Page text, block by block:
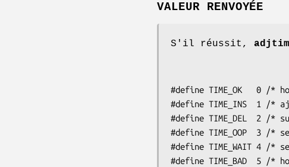
VALEUR RENVOYÉE
S'il réussit,
#define TIME_OK   0 /*
#define TIME_INS  1 /*
#define TIME_DEL  2 /*
#define TIME_OOP  3 /*
#define TIME_WAIT 4 /*
#define TIME_BAD  5 /*